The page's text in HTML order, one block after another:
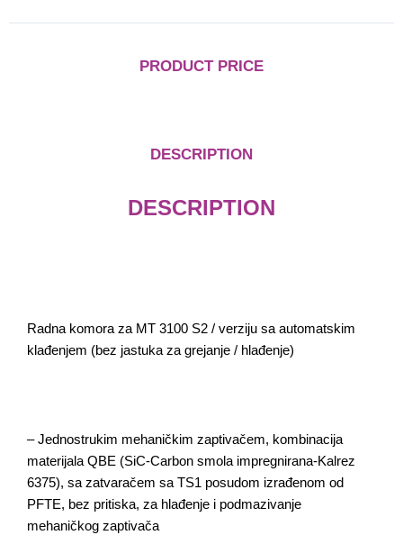
PRODUCT PRICE
DESCRIPTION
DESCRIPTION
Radna komora za MT 3100 S2 / verziju sa automatskim
klađenjem (bez jastuka za grejanje / hlađenje)
– Jednostrukim mehaničkim zaptivačem, kombinacija
materijala QBE (SiC-Carbon smola impregnirana-Kalrez
6375), sa zatvaračem sa TS1 posudom izrađenom od
PFTE, bez pritiska, za hlađenje i podmazivanje
mehaničkog zaptivača